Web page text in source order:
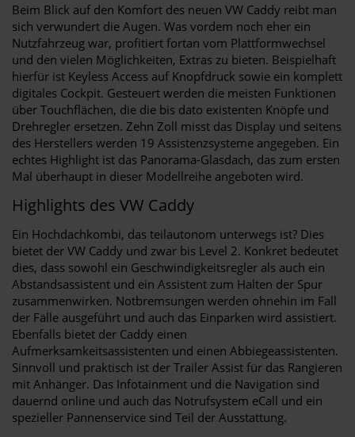
Beim Blick auf den Komfort des neuen VW Caddy reibt man
sich verwundert die Augen. Was vordem noch eher ein
Nutzfahrzeug war, profitiert fortan vom Plattformwechsel
und den vielen Möglichkeiten, Extras zu bieten. Beispielhaft
hierfür ist Keyless Access auf Knopfdruck sowie ein komplett
digitales Cockpit. Gesteuert werden die meisten Funktionen
über Touchflächen, die die bis dato existenten Knöpfe und
Drehregler ersetzen. Zehn Zoll misst das Display und seitens
des Herstellers werden 19 Assistenzsysteme angegeben. Ein
echtes Highlight ist das Panorama-Glasdach, das zum ersten
Mal überhaupt in dieser Modellreihe angeboten wird.
Highlights des VW Caddy
Ein Hochdachkombi, das teilautonom unterwegs ist? Dies
bietet der VW Caddy und zwar bis Level 2. Konkret bedeutet
dies, dass sowohl ein Geschwindigkeitsregler als auch ein
Abstandsassistent und ein Assistent zum Halten der Spur
zusammenwirken. Notbremsungen werden ohnehin im Fall
der Fälle ausgeführt und auch das Einparken wird assistiert.
Ebenfalls bietet der Caddy einen
Aufmerksamkeitsassistenten und einen Abbiegeassistenten.
Sinnvoll und praktisch ist der Trailer Assist für das Rangieren
mit Anhänger. Das Infotainment und die Navigation sind
dauernd online und auch das Notrufsystem eCall und ein
spezieller Pannenservice sind Teil der Ausstattung.